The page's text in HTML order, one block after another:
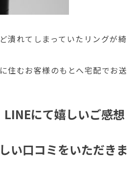
潰れてしまっていたリングが綺
住むお客様のもとへ宅配でお送
LINEにて嬉しいご感想
い口コミをいただきま